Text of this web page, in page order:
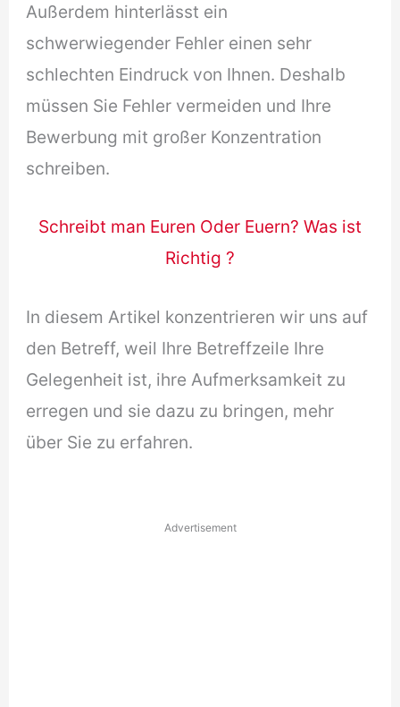
Außerdem hinterlässt ein
schwerwiegender Fehler einen sehr
schlechten Eindruck von Ihnen. Deshalb
müssen Sie Fehler vermeiden und Ihre
Bewerbung mit großer Konzentration
schreiben.
Schreibt man Euren Oder Euern? Was ist
Richtig ?
In diesem Artikel konzentrieren wir uns auf
den Betreff, weil Ihre Betreffzeile Ihre
Gelegenheit ist, ihre Aufmerksamkeit zu
erregen und sie dazu zu bringen, mehr
über Sie zu erfahren.
Advertisement